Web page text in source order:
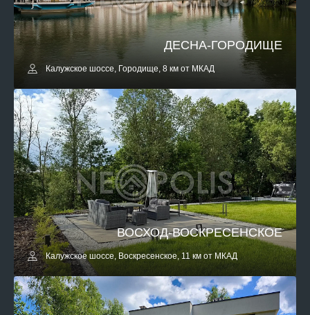
ДЕСНА-ГОРОДИЩЕ
Калужское шоссе, Городище, 8 км от МКАД
ВОСХОД-ВОСКРЕСЕНСКОЕ
Калужское шоссе, Воскресенское, 11 км от МКАД